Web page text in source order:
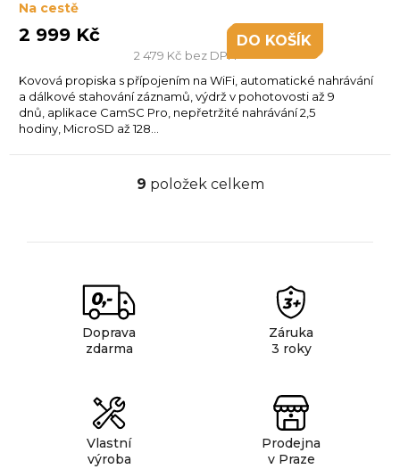
Na cestě
2 479 Kč bez DPH
2 999 Kč DO KOŠÍKU
Kovová propiska s přípojením na WiFi, automatické nahrávání
a dálkové stahování záznamů, výdrž v pohotovosti až 9
dnů, aplikace CamSC Pro, nepřetržité nahrávání 2,5
hodiny, MicroSD až 128...
O
l
9 položek celkem
Doprava
zdarma
Záruka
3 roky
Vlastní
výroba
Prodejna
v Praze